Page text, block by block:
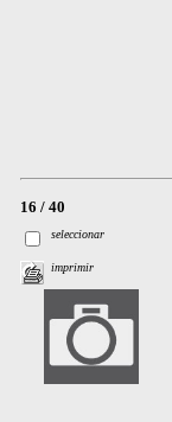
16 / 40
seleccionar
imprimir